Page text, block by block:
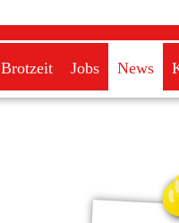
Brotzeit Jobs News